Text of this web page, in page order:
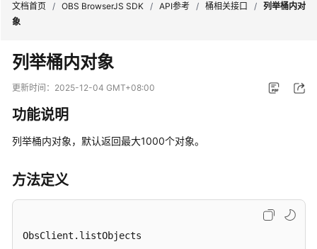
API
参
考
简
始
定
文档首页 / OBS BrowserJS SDK / API参考 / 桶相关接口 / 列举桶内对
象
列举桶内对象
更新时间： 2025-12-04 GMT+08:00
功能说明
列举桶内对象，默认返回最大1000个对象。
方法定义
ObsClient.listObjects